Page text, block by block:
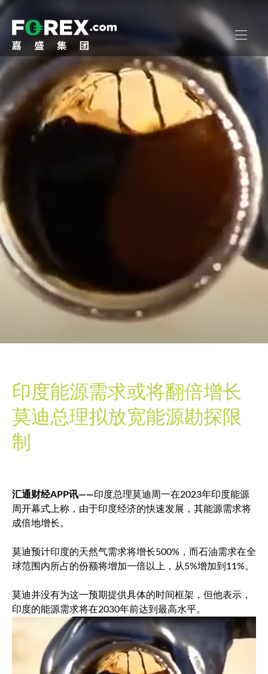
印度能源需求或将翻倍增长
莫迪总理拟放宽能源勘探限
制
汇通财经APP讯——印度总理莫迪周一在2023年印度能源
周开幕式上称，由于印度经济的快速发展，其能源需求将
成倍地增长。
莫迪预计印度的天然气需求将增长500%，而石油需求在全
球范围内所占的份额将增加一倍以上，从5%增加到11%。
莫迪并没有为这一预期提供具体的时间框架，但他表示，
印度的能源需求将在2030年前达到最高水平。